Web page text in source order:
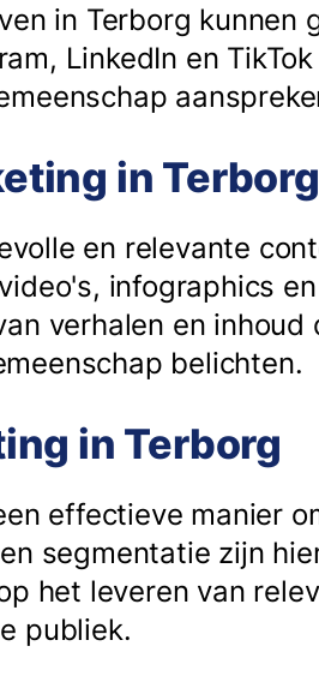
in Terborg kunnen
LinkedIn en
in Terborg
en relevante
infographics
verhalen en
belichten.
in Terborg
effectieve manier
segmentatie zijn
het leveren van
publiek.